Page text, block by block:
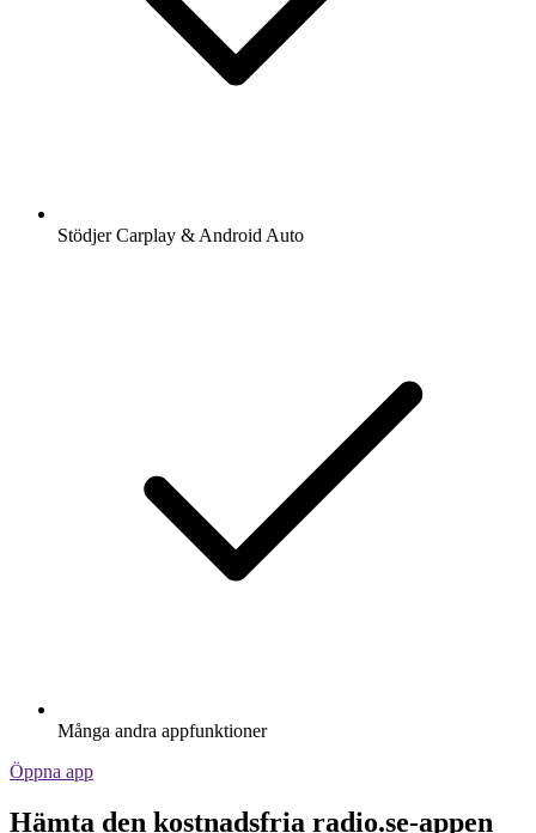
Stödjer Carplay & Android Auto
Många andra appfunktioner
Öppna app
Hämta den kostnadsfria radio.se-appen